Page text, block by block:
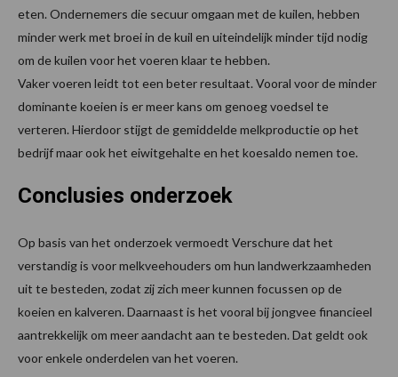
eten. Ondernemers die secuur omgaan met de kuilen, hebben
minder werk met broei in de kuil en uiteindelijk minder tijd nodig
om de kuilen voor het voeren klaar te hebben.
Vaker voeren leidt tot een beter resultaat. Vooral voor de minder
dominante koeien is er meer kans om genoeg voedsel te
verteren. Hierdoor stijgt de gemiddelde melkproductie op het
bedrijf maar ook het eiwitgehalte en het koesaldo nemen toe.
Conclusies onderzoek
Op basis van het onderzoek vermoedt Verschure dat het
verstandig is voor melkveehouders om hun landwerkzaamheden
uit te besteden, zodat zij zich meer kunnen focussen op de
koeien en kalveren. Daarnaast is het vooral bij jongvee financieel
aantrekkelijk om meer aandacht aan te besteden. Dat geldt ook
voor enkele onderdelen van het voeren.